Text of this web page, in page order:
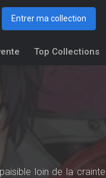
Entrer ma collection
Top Collections
loin de la crainte